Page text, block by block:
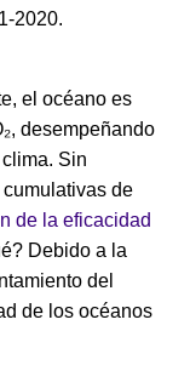
2020.
el océano es
desempeñando
Sin
de
de la eficacidad
Debido a la
del
de los océanos